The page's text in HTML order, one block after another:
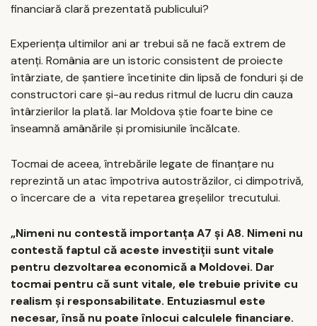
financiară clară prezentată publicului?
Experiența ultimilor ani ar trebui să ne facă extrem de
atenți. România are un istoric consistent de proiecte
întârziate, de șantiere încetinite din lipsă de fonduri și de
constructori care și-au redus ritmul de lucru din cauza
întârzierilor la plată. Iar Moldova știe foarte bine ce
înseamnă amânările și promisiunile încălcate.
Tocmai de aceea, întrebările legate de finanțare nu
reprezintă un atac împotriva autostrăzilor, ci dimpotrivă,
o încercare de a vita repetarea greșelilor trecutului.
„Nimeni nu contestă importanța A7 și A8. Nimeni nu
contestă faptul că aceste investiții sunt vitale
pentru dezvoltarea economică a Moldovei. Dar
tocmai pentru că sunt vitale, ele trebuie privite cu
realism și responsabilitate. Entuziasmul este
necesar, însă nu poate înlocui calculele financiare.